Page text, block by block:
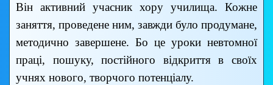
Він активний учасник хору училища. Кожне
заняття, проведене ним, завжди було продумане,
методично завершене. Бо це уроки невтомної
праці, пошуку, постійного відкриття в своїх
учнях нового, творчого потенціалу.